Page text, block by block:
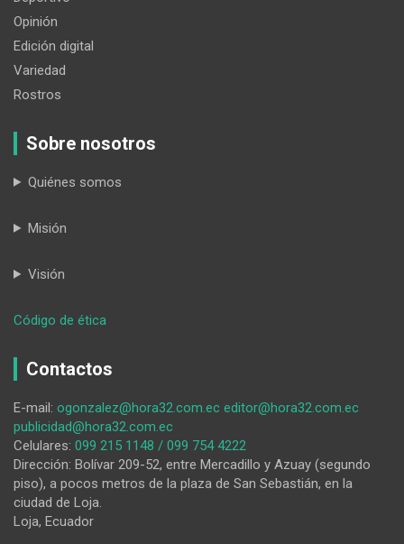
Opinión
Edición digital
Variedad
Rostros
Sobre nosotros
Quiénes somos
Misión
Visión
Código de ética
la
de
cuencas
transfronterizas
Contactos
E-mail: ogonzalez@hora32.com.ec editor@hora32.com.ec
publicidad@hora32.com.ec
Celulares: 099 215 1148 / 099 754 4222
Dirección: Bolívar 209-52, entre Mercadillo y Azuay (segundo
piso), a pocos metros de la plaza de San Sebastián, en la
ciudad de Loja.
Loja, Ecuador